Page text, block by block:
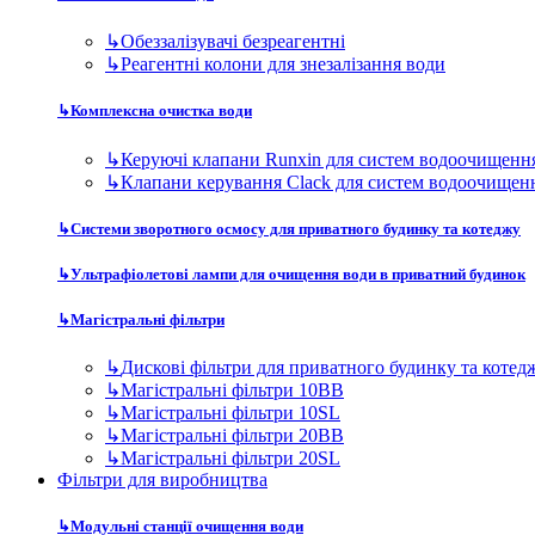
↳Обеззалізувачі безреагентні
↳Реагентні колони для знезалізання води
↳Комплексна очистка води
↳Керуючі клапани Runxin для систем
↳Клапани керування Clack для систем
↳Системи зворотного осмосу для приватного будинку та котеджу
↳Ультрафіолетові лампи для очищення води в приватний будинок
↳Магістральні фільтри
↳Дискові фільтри для приватного будинку та
↳Магістральні фільтри 10BB
↳Магістральні фільтри 10SL
↳Магістральні фільтри 20BB
↳Магістральні фільтри 20SL
Фільтри для виробництва
↳Модульні станції очищення води